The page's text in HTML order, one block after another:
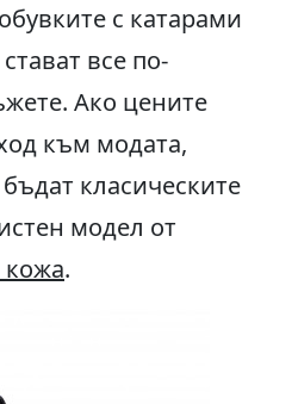
с катарами
все по-
Ако цените
към модата,
класическите
модел от
.